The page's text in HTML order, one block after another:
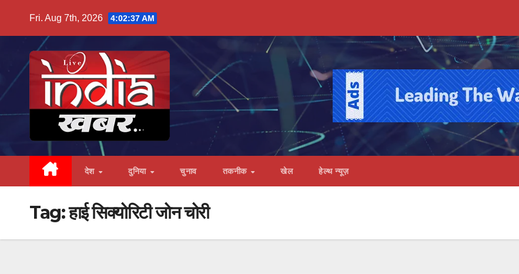
Fri. Aug 7th, 2026 4:02:38 AM
देश दुनिया चुनाव तकनीक खेल हेल्थ न्यूज़
Tag:हाई सिक्योरिटी जोन चोरी